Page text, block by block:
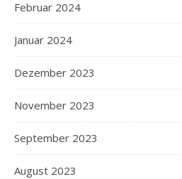
Februar 2024
Januar 2024
Dezember 2023
November 2023
September 2023
August 2023